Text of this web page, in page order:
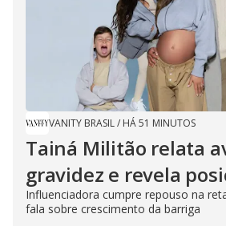
VANITY BRASIL/ HÁ 51 MINUTOS
Tainá Militão relata
gravidez e revela
Influenciadora cumpre repouso na
fala sobre crescimento da barriga